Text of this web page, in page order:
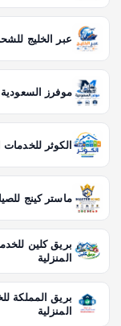
عبر الخليج
موفرز السعودية
الكوثر للخدمات
ماستر كينج
بريق كلين
المنزلية
بريق المملكة
المنزلية